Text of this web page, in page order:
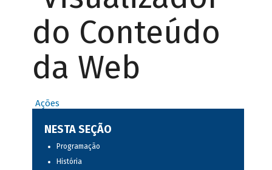
do Conteúdo
da Web
Ações
NESTA SEÇÃO
Programação
História